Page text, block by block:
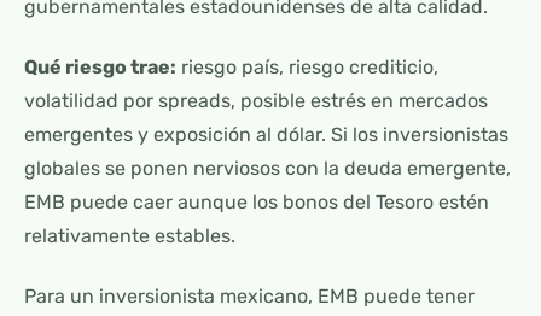
gubernamentales estadounidenses de alta calidad.
Qué riesgo trae: riesgo país, riesgo crediticio,
volatilidad por spreads, posible estrés en mercados
emergentes y exposición al dólar. Si los inversionistas
globales se ponen nerviosos con la deuda emergente,
EMB puede caer aunque los bonos del Tesoro estén
relativamente estables.
Para un inversionista mexicano, EMB puede tener